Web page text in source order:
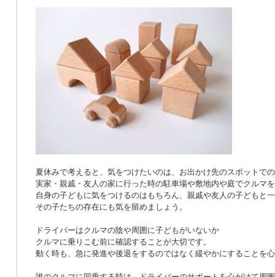
夏休みで考えると、気をつけたいのは、お出かけ先のスポットで
実家・親戚・友人の家に行った時の駐車場や敷地内や庭でクルマ
自身の子どもに気をつけるのはもちろん、親戚や友人の子どもと
その子たちの存在にも気を留めましょう。
ドライバーはクルマの陰や周囲に子どもがいないか
クルマに乗りこむ前に確認することが大切です。
動く時も、急に発進や後退をするのではなく緩やかにすることを